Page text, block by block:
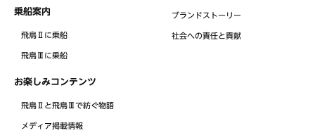
乗船案内
飛鳥Ⅱに乗船
飛鳥Ⅲに乗船
お楽しみコンテンツ
飛鳥Ⅱと飛鳥Ⅲで紡ぐ物語
メディア掲載情報
ブランドストーリー
社会への責任と貢献